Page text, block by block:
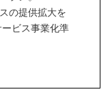
の提供拡大を
ビス事業化準